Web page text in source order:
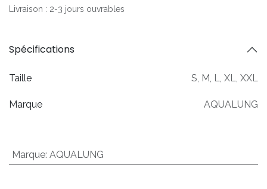
Livraison : 2-3 jours ouvrables
Spécifications
Taille S M L XL XXL
Marque AQUALUNG
Marque: AQUALUNG